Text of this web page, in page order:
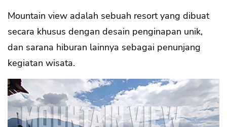
Mountain view adalah sebuah resort yang dibuat
secara khusus dengan desain penginapan unik,
dan sarana hiburan lainnya sebagai penunjang
kegiatan wisata.